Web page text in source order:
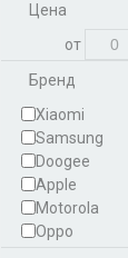
Цена
от
Бренд
Xiaomi
Samsung
Doogee
Apple
Motorola
Oppo